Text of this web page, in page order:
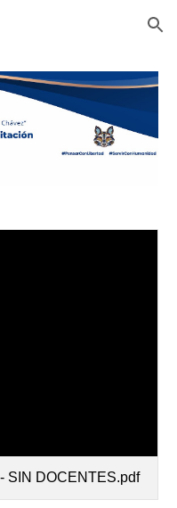
Skip to navigation
SIN DOCENTES.pdf